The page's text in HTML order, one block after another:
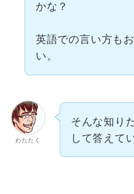
かな？
英語での言い方も
い。
わたたく
そんな知り
して答えて